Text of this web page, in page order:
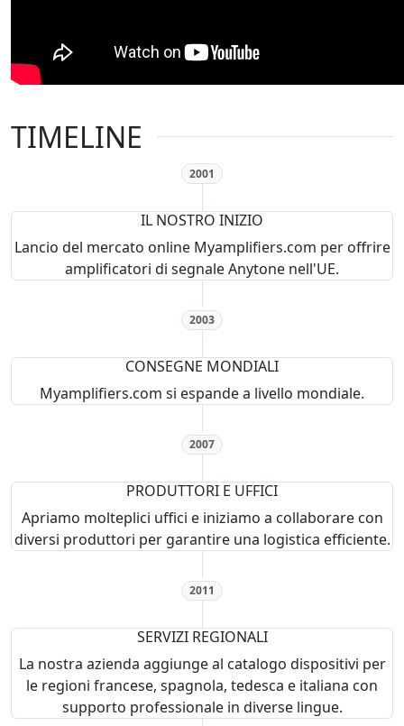
TIMELINE
2001
IL NOSTRO INIZIO
Lancio del mercato online Myamplifiers.com per offrire
amplificatori di segnale Anytone nell'UE.
2003
CONSEGNE MONDIALI
Myamplifiers.com si espande a livello mondiale.
2007
PRODUTTORI E UFFICI
Apriamo molteplici uffici e iniziamo a collaborare con
diversi produttori per garantire una logistica efficiente.
2011
SERVIZI REGIONALI
La nostra azienda aggiunge al catalogo dispositivi per
le regioni francese, spagnola, tedesca e italiana con
supporto professionale in diverse lingue.